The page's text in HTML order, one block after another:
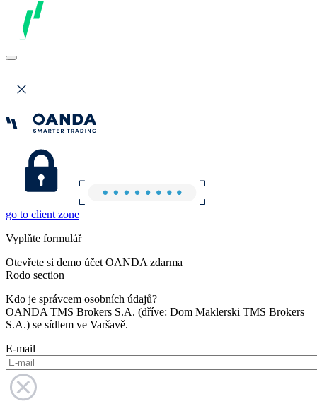
go to client zone
Vyplňte formulář
Otevřete si demo účet OANDA zdarma
Rodo section
Kdo je správcem osobních údajů?
OANDA TMS Brokers S.A. (dříve: Dom Maklerski TMS Brokers
S.A.) se sídlem ve Varšavě.
E-mail